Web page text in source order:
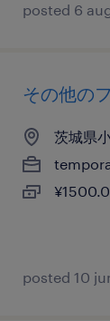
posted 6
その他の
茨城県
posted 10